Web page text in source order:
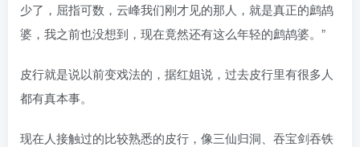
少了，屈指可数，云峰我们刚才见的那人，就是真正的鹧鸪
婆，我之前也没想到，现在竟然还有这么年轻的鹧鸪婆。”
皮行就是说以前变戏法的，据红姐说，过去皮行里有很多人
都有真本事。
现在人接触过的比较熟悉的皮行，像三仙归洞、吞宝剑吞铁